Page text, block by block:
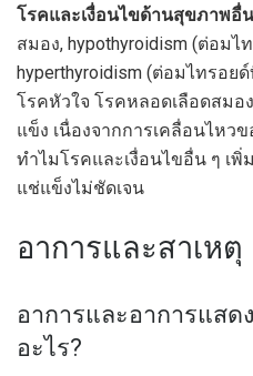
โรคและเงื่อนไขด้านสุขภาพอื่
สมอง, hypothyroidism (ต่อมไ
hyperthyroidism (ต่อมไทรอ
โรคหัวใจ โรคหลอดเลือดสมอ
แข็ง เนื่องจากการเคลื่อนไหว
ทำไมโรคและเงื่อนไขอื่น ๆ เ
แช่แข็งไม่ชัดเจน
อาการและสาเหตุ
อาการและอาการแส
อะไร?